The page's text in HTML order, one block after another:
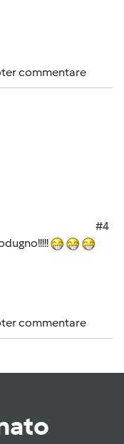
commentare
#4
commentare